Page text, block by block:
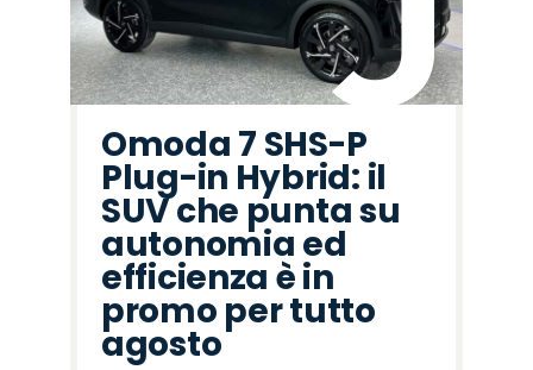
Omoda 7 SHS-P
Plug-in Hybrid: il
SUV che punta su
autonomia ed
efficienza è in
promo per tutto
agosto